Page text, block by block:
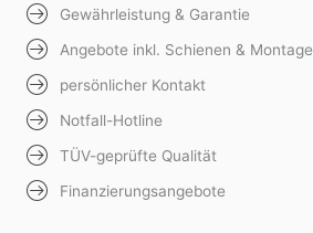
Gewährleistung & Garantie
Angebote inkl. Schienen & Montage
persönlicher Kontakt
Notfall-Hotline
TÜV-geprüfte Qualität
Finanzierungsangebote